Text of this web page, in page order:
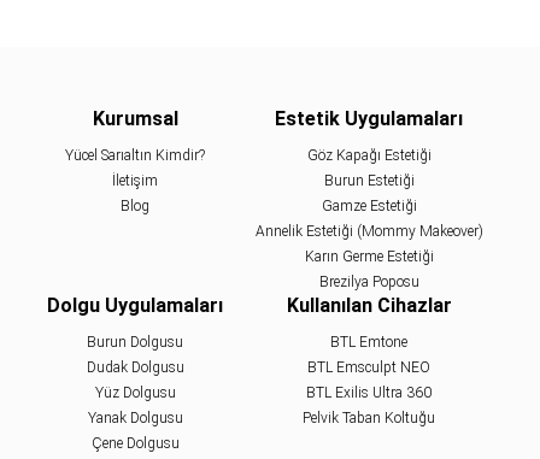
Kurumsal
Yücel Sarıaltın Kimdir?
İletişim
Blog
Estetik Uygulamaları
Göz Kapağı Estetiği
Burun Estetiği
Gamze Estetiği
Annelik Estetiği (Mommy Makeover)
Karın Germe Estetiği
Brezilya Poposu
Dolgu Uygulamaları
Burun Dolgusu
Dudak Dolgusu
Yüz Dolgusu
Yanak Dolgusu
Çene Dolgusu
Kullanılan Cihazlar
BTL Emtone
BTL Emsculpt NEO
BTL Exilis Ultra 360
Pelvik Taban Koltuğu